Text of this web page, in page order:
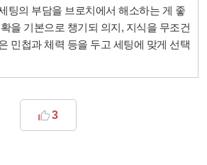
팅의 부담을 브로치에서 해소하는 게 좋
을 기본으로 챙기되 의지, 지식을 무조건
민첩과 체력 등을 두고 세팅에 맞게 선택
3